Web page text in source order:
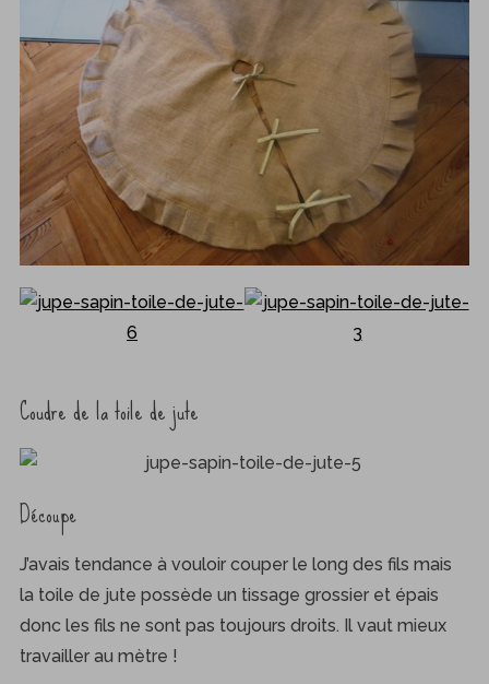
Coudre de la toile de jute
Découpe
J’avais tendance à vouloir couper le long des fils mais
la toile de jute possède un tissage grossier et épais
donc les fils ne sont pas toujours droits. Il vaut mieux
travailler au mètre !